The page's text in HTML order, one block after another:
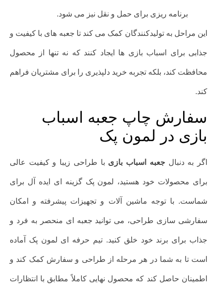
برنامه ریزی برای حمل و نقل نیز می شود.
این مراحل به تولیدکنندگان کمک می کند تا جعبه های با کیفیت و
جذابی برای اسباب بازی ها ایجاد کنند که نه تنها از محصول
محافظت کند، بلکه تجربه خرید دلپذیری را برای مشتریان فراهم
کند.
سفارش چاپ جعبه اسباب
بازی در لمون پک
اگر به دنبالجعبه اسباب بازی با طراحی زیبا و کیفیت عالی
برای محصولات خود هستید، لمون پک گزینه ای ایده آل برای
شماست. با توجه ماشین آلات و تجهیزات پیشرفته و امکان
سفارشی سازی طراحی، می توانید جعبه ای منحصر به فرد و
جذاب برای برند خود خلق کنید. تیم حرفه ای لمون پک آماده
است تا به شما در هر مرحله از طراحی و سفارش کمک کند و
اطمینان حاصل کند که محصول نهایی کاملاً مطابق با انتظارات